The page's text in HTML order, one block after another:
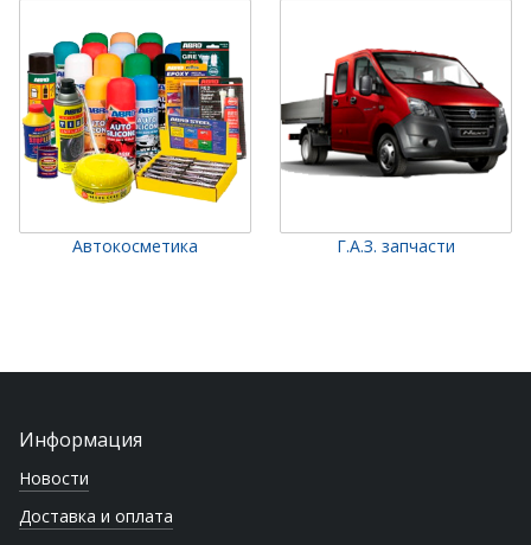
Автокосметика Г.А.З. запчасти
Информация
Новости
Доставка и оплата